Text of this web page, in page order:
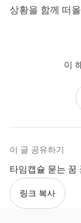
상황을 함께 떠
이
이 글 공유하기
타임캡슐 묻는 꿈
링크 복사